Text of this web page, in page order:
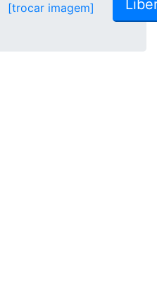
[trocar imagem]